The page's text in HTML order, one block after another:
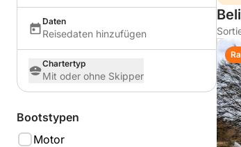
Daten
Reisedaten hinzufügen
Chartertyp
Mit oder ohne Skipper
Bootstypen
Motor